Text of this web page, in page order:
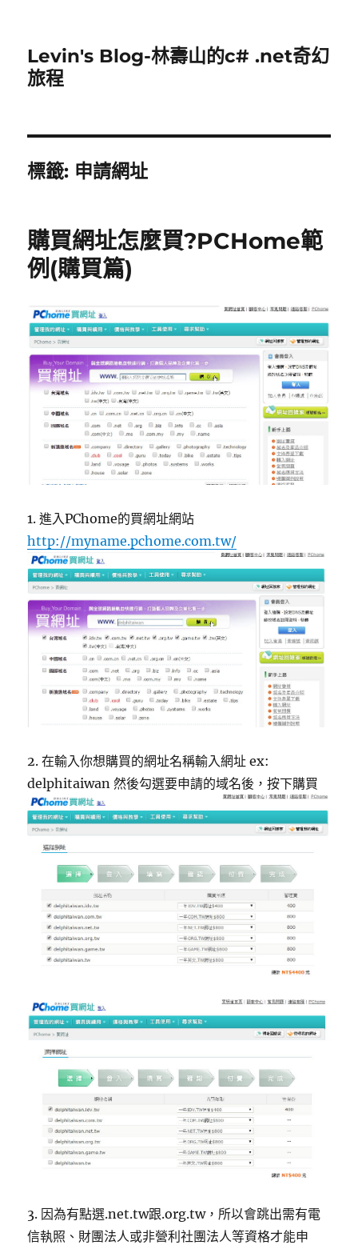
Levin's Blog-林壽山的c# .net奇幻
旅程
標籤: 申請網址
購買網址怎麼買?PCHome範
例(購買篇)
1. 進入PChome的買網址網站
http://myname.pchome.com.tw/
2. 在輸入你想購買的網址名稱輸入網址 ex:
delphitaiwan 然後勾選要申請的域名後，按下購買
3. 因為有點選.net.tw跟.org.tw，所以會跳出需有電
信執照、財團法人或非營利社團法人等資格才能申